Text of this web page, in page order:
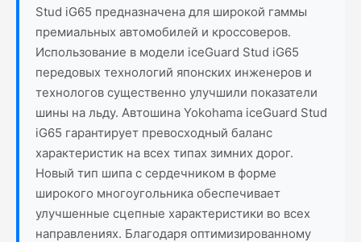
Stud iG65 предназначена для широкой гаммы
премиальных автомобилей и кроссоверов.
Использование в модели iceGuard Stud iG65
передовых технологий японских инженеров и
технологов существенно улучшили показатели
шины на льду. Автошина Yokohama iceGuard Stud
iG65 гарантирует превосходный баланс
характеристик на всех типах зимних дорог.
Новый тип шипа с сердечником в форме
широкого многоугольника обеспечивает
улучшенные сцепные характеристики во всех
направлениях. Благодаря оптимизированному